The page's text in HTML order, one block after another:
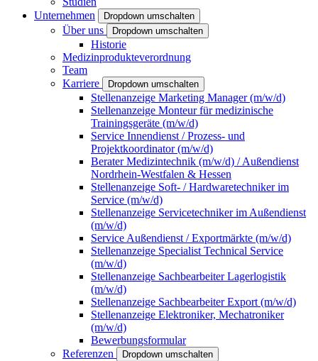
Unternehmen
Dropdown umschalten
Über uns Dropdown umschalten
Historie
Medizinprodukteverordnung
Team
Karriere
Dropdown umschalten
Stellenanzeige Marketing Manager (m/w/d)
Stellenanzeige Monteur für medizinische
Trainingsgeräte (m/w/d)
Service Innendienst / Prozess- und
Projektkoordinator (m/w/d)
Berater Medizintechnik (m/w/d) / Außendienst
Nordrhein-Westfalen & Hessen
Stellenanzeige Soft- / Hardwaretechniker im
Service (m/w/d)
Stellenanzeige Servicetechniker im Außendienst
(m/w/d)
Service Außendienst / Exportmärkte (m/w/d)
Stellenanzeige Specialist Technical Service
(m/w/d)
Stellenanzeige Sachbearbeiter Lagerlogistik
(m/w/d)
Stellenanzeige Sachbearbeiter Export (m/w/d)
Stellenanzeige Elektroniker, Mechatroniker
(m/w/d)
Bewerbungsformular
Referenzen
Dropdown umschalten